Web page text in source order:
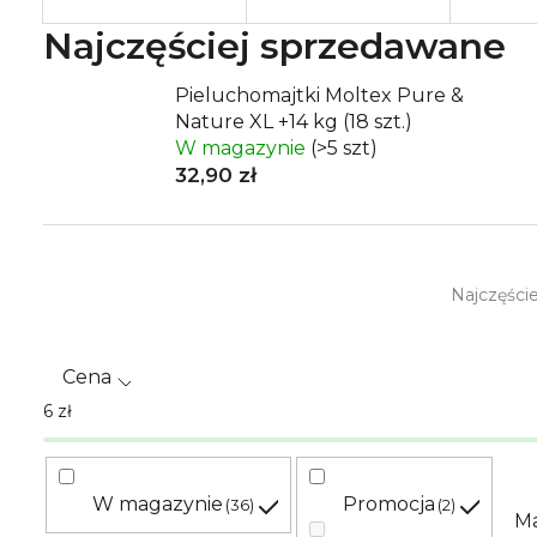
Najczęściej sprzedawane
Pieluchomajtki Moltex Pure &
Nature XL +14 kg (18 szt.)
W magazynie (>5 szt)
32,90 zł
S
o
w
Cena
6 zł
W magazynie 36 Promocja 2